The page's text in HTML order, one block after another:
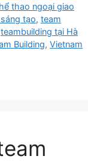
thao ngoại giao
tạo, team
teambuilding tại Hà
Building, Vietnam